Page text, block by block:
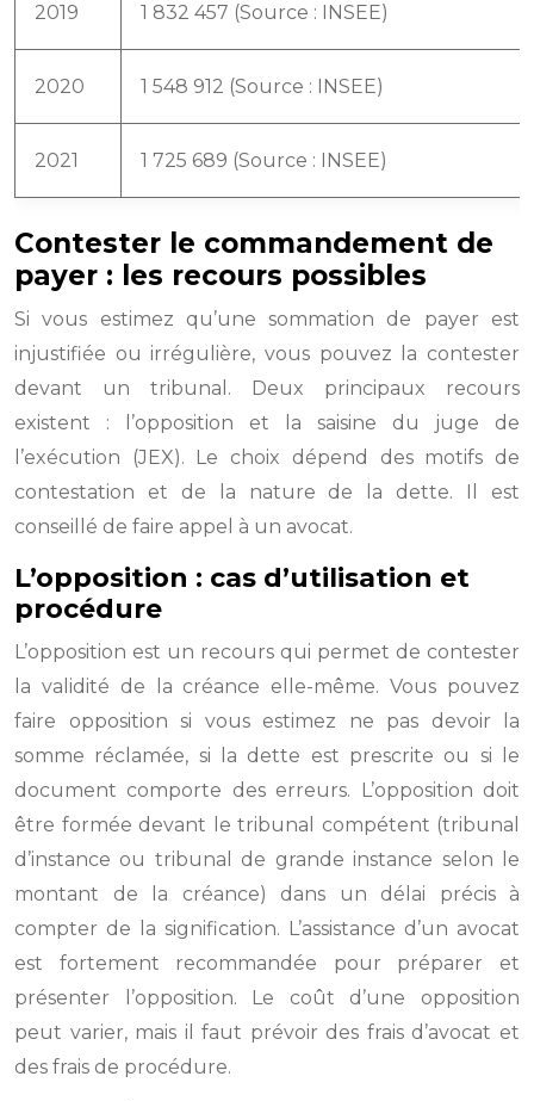
2019 1 832 457 (Source : INSEE)
2020 1 548 912 (Source : INSEE)
2021 1 725 689 (Source : INSEE)
Contester le commandement de
payer : les recours possibles
Si vous estimez qu’une sommation de payer est
injustifiée ou irrégulière, vous pouvez la contester
devant un tribunal. Deux principaux recours
existent : l’opposition et la saisine du juge de
l’exécution (JEX). Le choix dépend des motifs de
contestation et de la nature de la dette. Il est
conseillé de faire appel à un avocat.
L’opposition : cas d’utilisation et
procédure
L’opposition est un recours qui permet de contester
la validité de la créance elle-même. Vous pouvez
faire opposition si vous estimez ne pas devoir la
somme réclamée, si la dette est prescrite ou si le
document comporte des erreurs. L’opposition doit
être formée devant le tribunal compétent (tribunal
d’instance ou tribunal de grande instance selon le
montant de la créance) dans un délai précis à
compter de la signification. L’assistance d’un avocat
est fortement recommandée pour préparer et
présenter l’opposition. Le coût d’une opposition
peut varier, mais il faut prévoir des frais d’avocat et
des frais de procédure.